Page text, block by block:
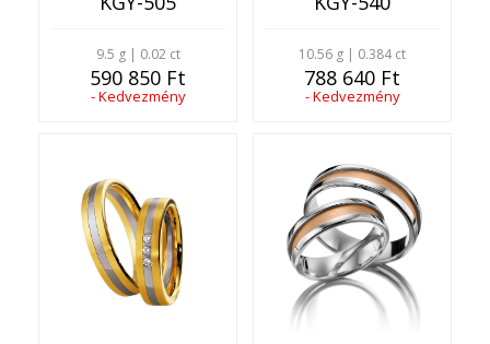
9.5 g | 0.02 ct
590 850 Ft
- Kedvezmény
10.56 g | 0.384 ct
788 640 Ft
- Kedvezmény